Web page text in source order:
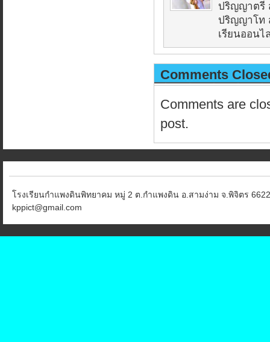
ปริญญาตรี
ปริญญาโท
เรียนออนไ
Comments
Comments are
post.
โรงเรียนกำแพงดินพิทยาคม หมู่ 2 ต.กำแพงดิน อ.สามง่าม จ.พิจิตร
kppict@gmail.com